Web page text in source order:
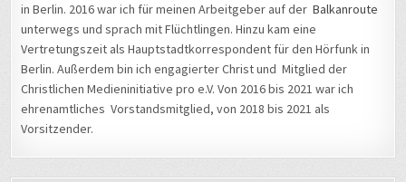
in Berlin. 2016 war ich für meinen Arbeitgeber auf derBalkanroute
unterwegs und sprach mit Flüchtlingen. Hinzu kam eine
Vertretungszeit als Hauptstadtkorrespondent für den Hörfunk in
Berlin. Außerdem bin ich engagierter Christ und Mitglied der
Christlichen Medieninitiative pro e.V. Von 2016 bis 2021 war ich
ehrenamtliches Vorstandsmitglied, von 2018 bis 2021 als
Vorsitzender.